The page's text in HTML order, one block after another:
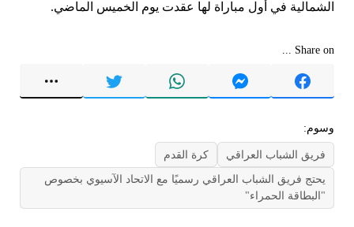
الشمالية في أول مباراة لها عقدت يوم الخميس الماضي.
Share on ...
وسوم:
فريق الشباب العراقي
كرة القدم
يحتج فريق الشباب العراقي رسميًا مع الاتحاد الآسيوي بخصوص
"البطاقة الحمراء"